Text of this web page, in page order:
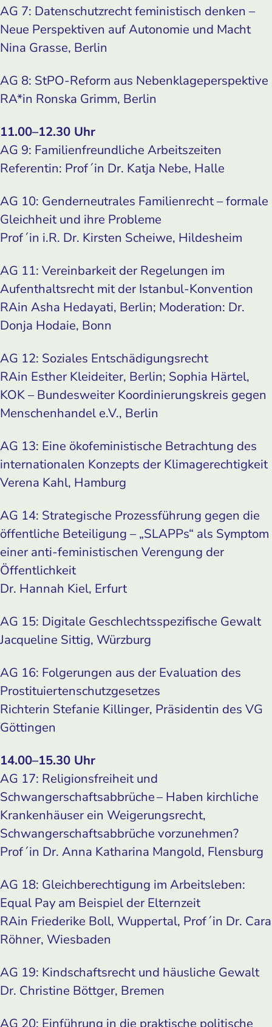
AG 7: Datenschutzrecht feministisch denken –
Neue Perspektiven auf Autonomie und Macht
Nina Grasse, Berlin
AG 8: StPO-Reform aus Nebenklageperspektive
RA*in Ronska Grimm, Berlin
11.00–12.30 Uhr
AG 9: Familienfreundliche Arbeitszeiten
Referentin: Prof´in Dr. Katja Nebe, Halle
AG 10: Genderneutrales Familienrecht – formale
Gleichheit und ihre Probleme
Prof´in i.R. Dr. Kirsten Scheiwe, Hildesheim
AG 11: Vereinbarkeit der Regelungen im
Aufenthaltsrecht mit der Istanbul-Konvention
RAin Asha Hedayati, Berlin; Moderation: Dr.
Donja Hodaie, Bonn
AG 12: Soziales Entschädigungsrecht
RAin Esther Kleideiter, Berlin; Sophia Härtel,
KOK – Bundesweiter Koordinierungskreis gegen
Menschenhandel e.V., Berlin
AG 13: Eine ökofeministische Betrachtung des
internationalen Konzepts der Klimagerechtigkeit
Verena Kahl, Hamburg
AG 14: Strategische Prozessführung gegen die
öffentliche Beteiligung – „SLAPPs“ als Symptom
einer anti-feministischen Verengung der
Öffentlichkeit
Dr. Hannah Kiel, Erfurt
AG 15: Digitale Geschlechtsspezifische Gewalt
Jacqueline Sittig, Würzburg
AG 16: Folgerungen aus der Evaluation des
Prostituiertenschutzgesetzes
Richterin Stefanie Killinger, Präsidentin des VG
Göttingen
14.00–15.30 Uhr
AG 17: Religionsfreiheit und
Schwangerschaftsabbrüche – Haben kirchliche
Krankenhäuser ein Weigerungsrecht,
Schwangerschaftsabbrüche vorzunehmen?
Prof´in Dr. Anna Katharina Mangold, Flensburg
AG 18: Gleichberechtigung im Arbeitsleben:
Equal Pay am Beispiel der Elternzeit
RAin Friederike Boll, Wuppertal, Prof´in Dr. Cara
Röhner, Wiesbaden
AG 19: Kindschaftsrecht und häusliche Gewalt
Dr. Christine Böttger, Bremen
AG 20: Einführung in die praktische politische